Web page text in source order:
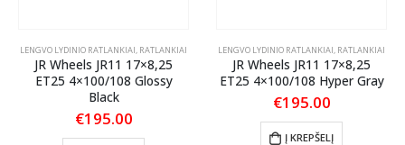
LENGVO LYDINIO RATLANKIAI, RATLANKIAI
JR Wheels JR11 17×8,25
ET25 4×100/108 Glossy
Black
€195.00
LENGVO LYDINIO RATLANKIAI, RATLANKIAI
JR Wheels JR11 17×8,25
ET25 4×100/108 Hyper Gray
€195.00
Į KREPŠELĮ